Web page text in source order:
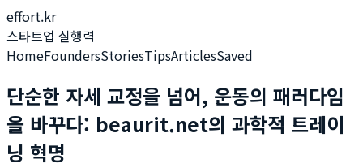
effort.kr
스타트업 실행력
HomeFoundersStoriesTipsArticlesSaved
단순한 자세 교정을 넘어, 운동의 패러다임
을 바꾸다: beaurit.net의 과학적 트레이
닝 혁명